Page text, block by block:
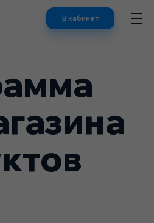
В кабинет